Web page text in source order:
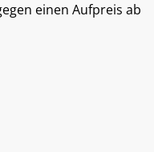
einen Aufpreis ab